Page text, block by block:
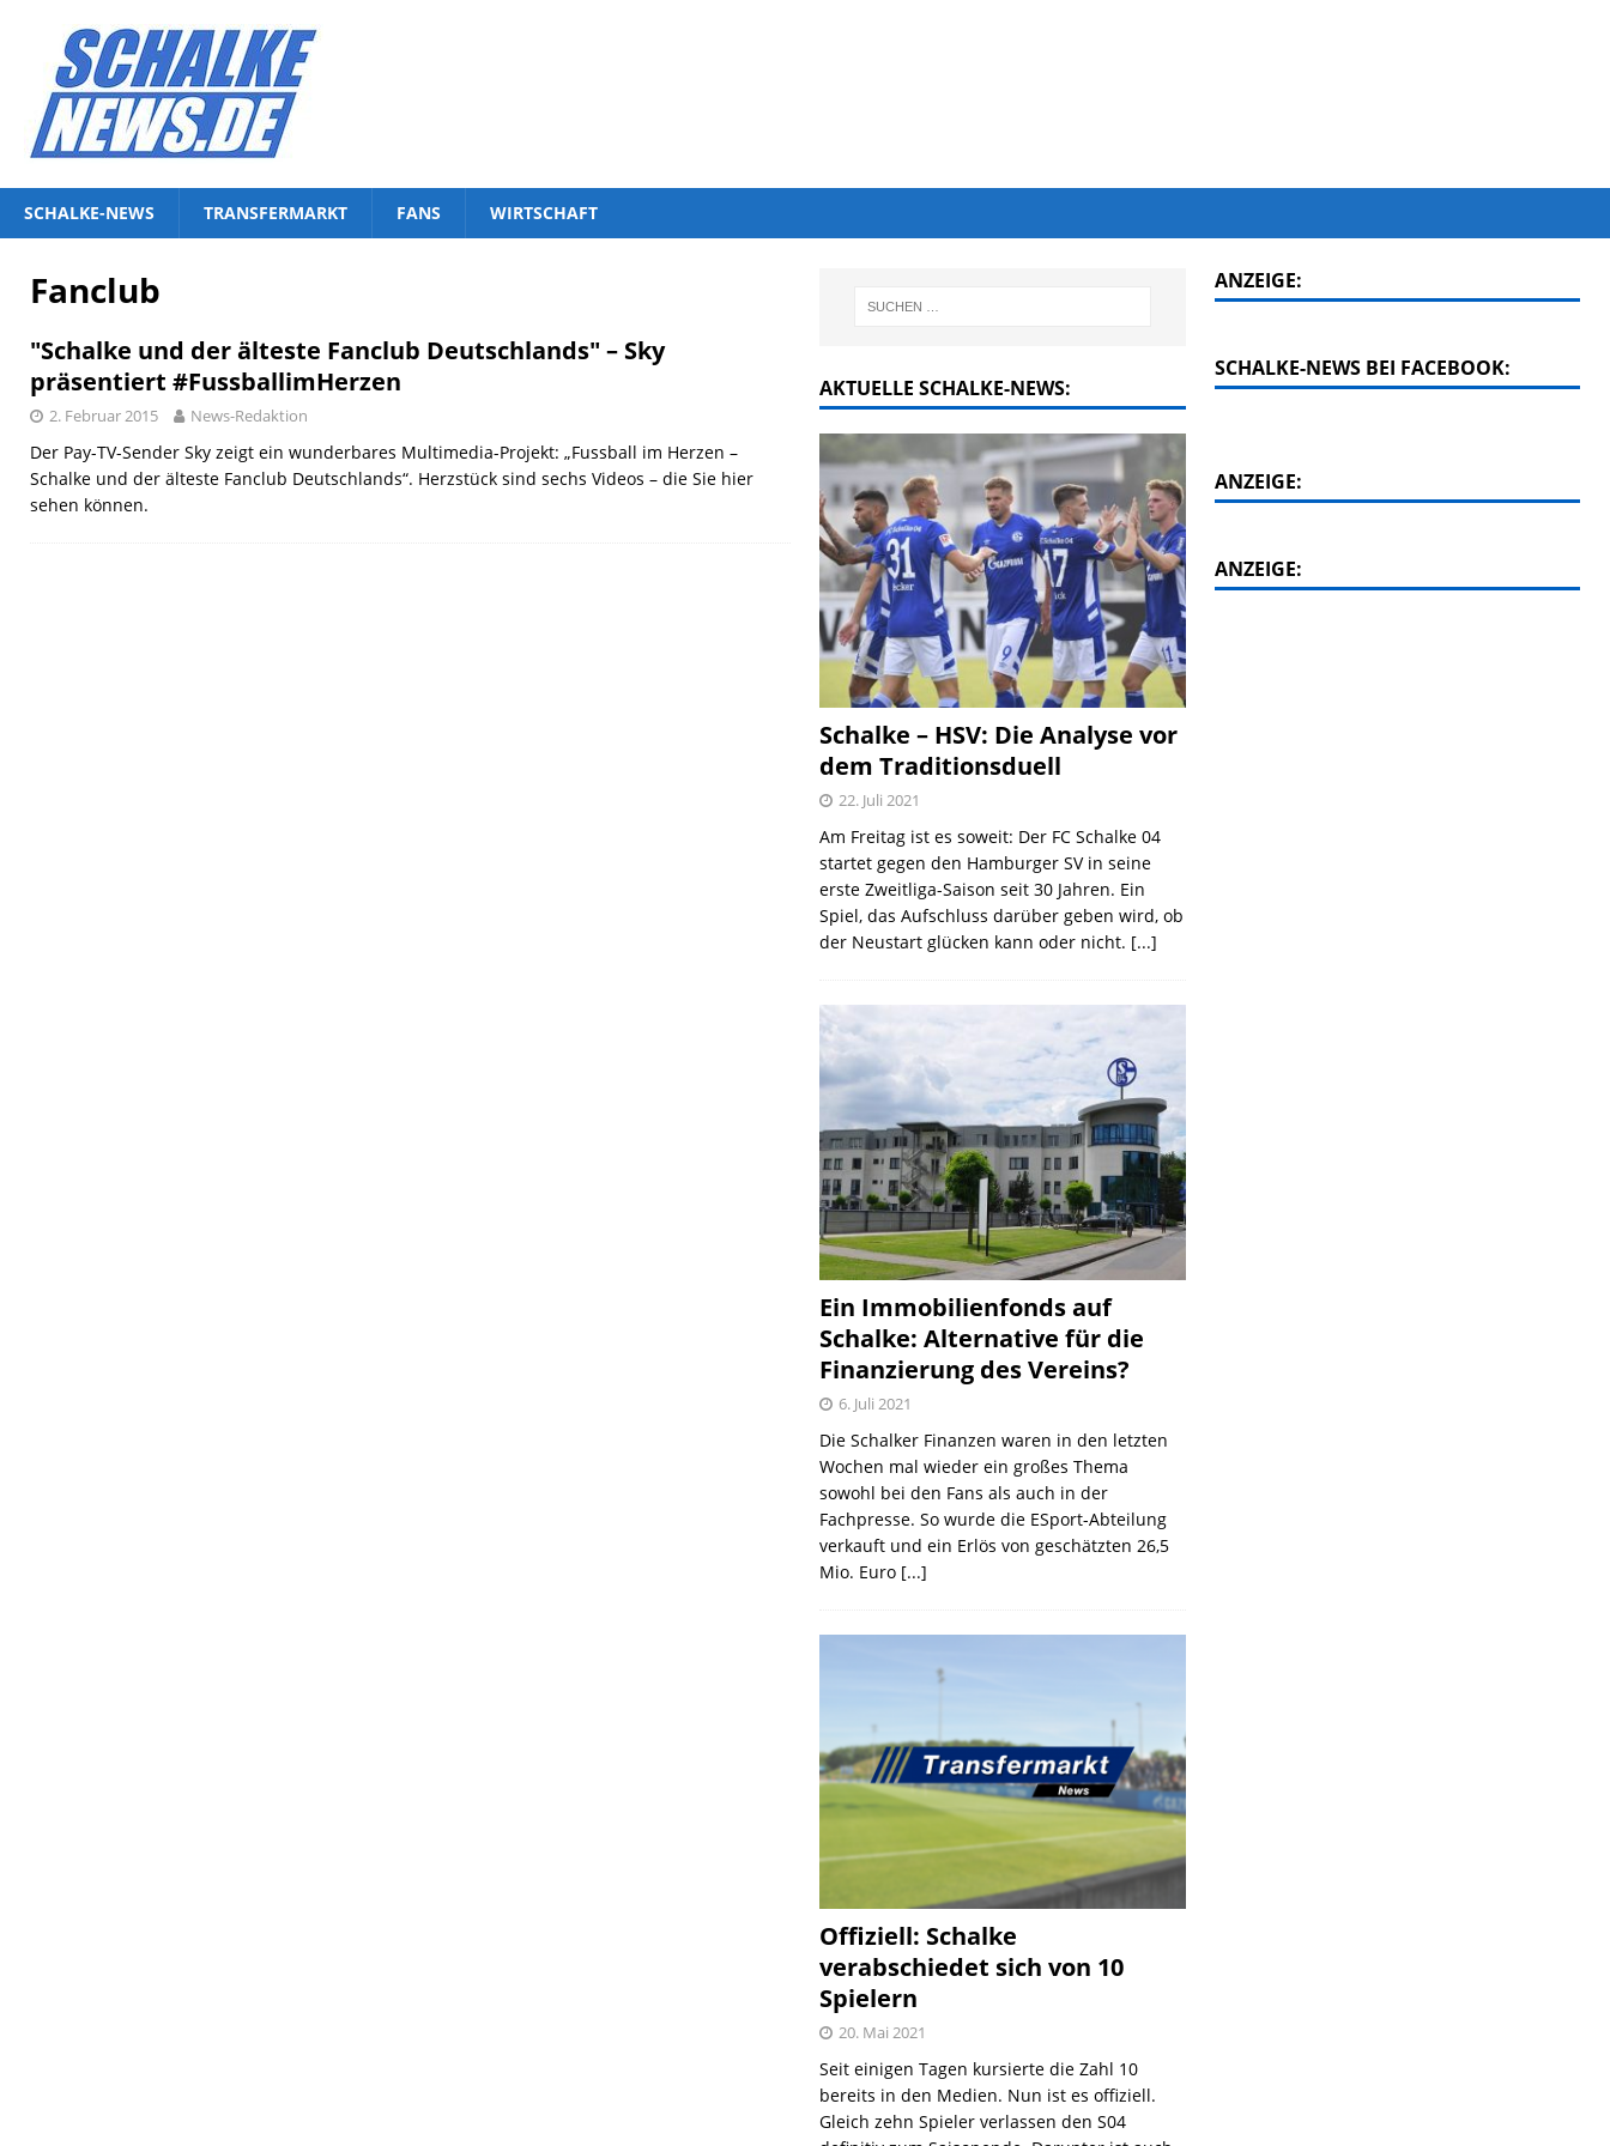
SCHALKE-NEWS TRANSFERMARKT FANS WIRTSCHAFT
Fanclub
"Schalke und der älteste Fanclub Deutschlands" – Sky
präsentiert #FussballimHerzen
2. Februar 2015 News-Redaktion
Der Pay-TV-Sender Sky zeigt ein wunderbares Multimedia-Projekt: „Fussball im Herzen –
Schalke und der älteste Fanclub Deutschlands“. Herzstück sind sechs Videos – die Sie hier
sehen können.
AKTUELLE SCHALKE-NEWS:
Schalke – HSV: Die Analyse vor
dem Traditionsduell
22. Juli 2021
Am Freitag ist es soweit: Der FC Schalke 04
startet gegen den Hamburger SV in seine
erste Zweitliga-Saison seit 30 Jahren. Ein
Spiel, das Aufschluss darüber geben wird, ob
der Neustart glücken kann oder nicht. [...]
Ein Immobilienfonds auf
Schalke: Alternative für die
Finanzierung des Vereins?
6. Juli 2021
Die Schalker Finanzen waren in den letzten
Wochen mal wieder ein großes Thema
sowohl bei den Fans als auch in der
Fachpresse. So wurde die ESport-Abteilung
verkauft und ein Erlös von geschätzten 26,5
Mio. Euro [...]
Offiziell: Schalke
verabschiedet sich von 10
Spielern
20. Mai 2021
Seit einigen Tagen kursierte die Zahl 10
bereits in den Medien. Nun ist es offiziell.
Gleich zehn Spieler verlassen den S04
ANZEIGE:
SCHALKE-NEWS BEI FACEBOOK:
ANZEIGE:
ANZEIGE: